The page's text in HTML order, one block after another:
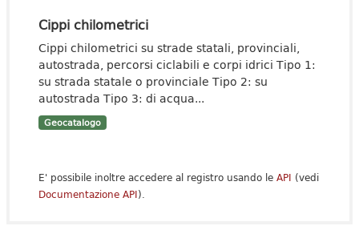
Cippi chilometrici
Cippi chilometrici su strade statali, provinciali,
autostrada, percorsi ciclabili e corpi idrici Tipo 1:
su strada statale o provinciale Tipo 2: su
autostrada Tipo 3: di acqua...
Geocatalogo
E' possibile inoltre accedere al registro usando le API (vedi
Documentazione API).